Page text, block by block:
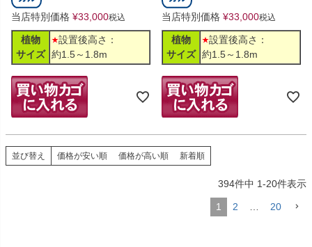
当店特別価格 ¥33,000税込
植物
サイズ
設置後高さ：
約1.5～1.8m
当店特別価格 ¥33,000税込
植物
サイズ
設置後高さ：
約1.5～1.8m
並び替え 価格が安い順 価格が高い順 新着順
394件中 1-20件表示
1 2 … 20